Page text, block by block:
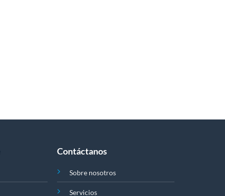
Contáctanos
Sobre nosotros
Servicios